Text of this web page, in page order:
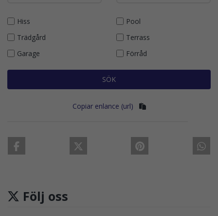
Hiss
Pool
Trädgård
Terrass
Garage
Förråd
SÖK
Copiar enlance (url)
Följ oss